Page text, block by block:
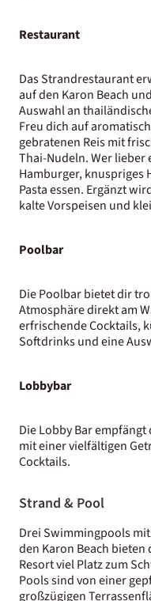
Restaurant
Das Strandrestaurant
auf den Karon Beach
Auswahl an
Freu dich auf
gebratenen Reis mit
Thai-Nudeln. Wer
Hamburger, knuspriges
Pasta essen. Ergänzt
kalte Vorspeisen und
Poolbar
Die Poolbar bietet dir
Atmosphäre direkt am
erfrischende Cocktails,
Softdrinks und eine
Lobbybar
Die Lobby Bar
mit einer vielfältigen
Cocktails.
Strand & Pool
Drei Swimmingpools
den Karon Beach bieten
Resort viel Platz zum
Pools sind von einer
großzügigen